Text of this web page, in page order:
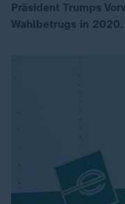
Präsident Trumps
Wahlbetrugs in 2020.